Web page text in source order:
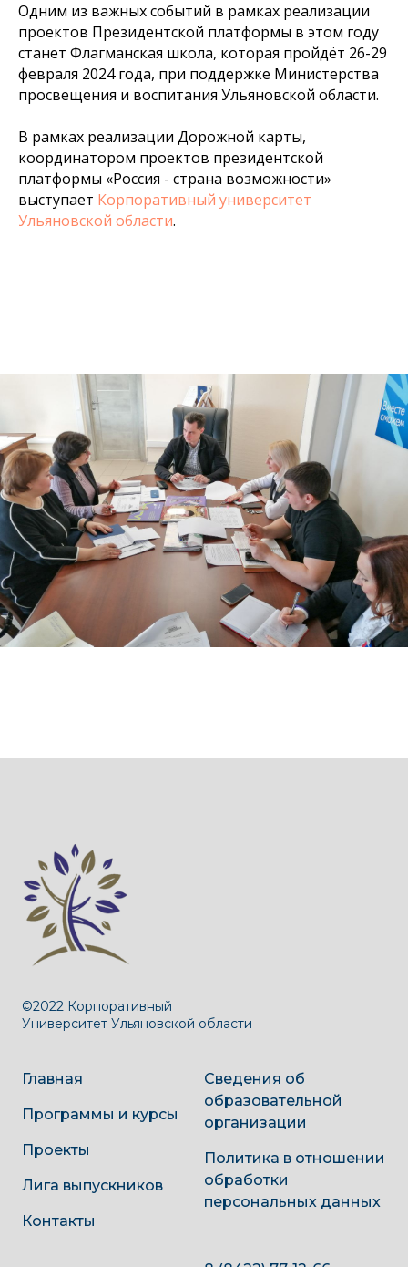
Одним из важных событий в рамках реализации
проектов Президентской платформы в этом году
станет Флагманская школа, которая пройдёт 26-29
февраля 2024 года, при поддержке Министерства
просвещения и воспитания Ульяновской области.
В рамках реализации Дорожной карты,
координатором проектов президентской
платформы «Россия - страна возможности»
выступает Корпоративный университет
Ульяновской области.
©2022 Корпоративный
Университет Ульяновской области
Главная
Программы и курсы
Проекты
Лига выпускников
Контакты
Сведения об
образовательной
организации
Политика в отношении
обработки
персональных данных